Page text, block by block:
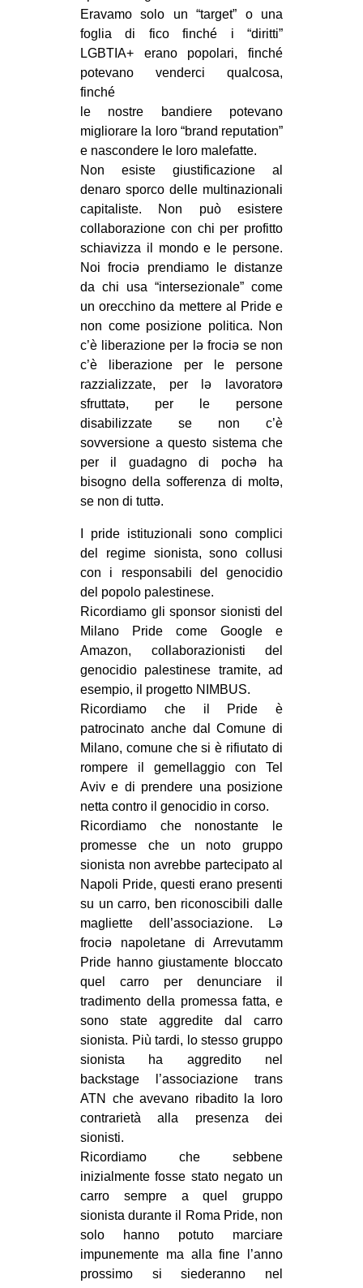
Eravamo solo un “target” o una
foglia di fico finché i “diritti”
LGBTIA+ erano popolari, finché
potevano venderci qualcosa,
finché
le nostre bandiere potevano
migliorare la loro “brand reputation”
e nascondere le loro malefatte.
Non esiste giustificazione al
denaro sporco delle multinazionali
capitaliste. Non può esistere
collaborazione con chi per profitto
schiavizza il mondo e le persone.
Noi frociə prendiamo le distanze
da chi usa “intersezionale” come
un orecchino da mettere al Pride e
non come posizione politica. Non
c’è liberazione per lə frociə se non
c’è liberazione per le persone
razzializzate, per lə lavoratorə
sfruttatə, per le persone
disabilizzate se non c’è
sovversione a questo sistema che
per il guadagno di pochə ha
bisogno della sofferenza di moltə,
se non di tuttə.
I pride istituzionali sono complici
del regime sionista, sono collusi
con i responsabili del genocidio
del popolo palestinese.
Ricordiamo gli sponsor sionisti del
Milano Pride come Google e
Amazon, collaborazionisti del
genocidio palestinese tramite, ad
esempio, il progetto NIMBUS.
Ricordiamo che il Pride è
patrocinato anche dal Comune di
Milano, comune che si è rifiutato di
rompere il gemellaggio con Tel
Aviv e di prendere una posizione
netta contro il genocidio in corso.
Ricordiamo che nonostante le
promesse che un noto gruppo
sionista non avrebbe partecipato al
Napoli Pride, questi erano presenti
su un carro, ben riconoscibili dalle
magliette dell’associazione. Lə
frociə napoletane di Arrevutamm
Pride hanno giustamente bloccato
quel carro per denunciare il
tradimento della promessa fatta, e
sono state aggredite dal carro
sionista. Più tardi, lo stesso gruppo
sionista ha aggredito nel
backstage l’associazione trans
ATN che avevano ribadito la loro
contrarietà alla presenza dei
sionisti.
Ricordiamo che sebbene
inizialmente fosse stato negato un
carro sempre a quel gruppo
sionista durante il Roma Pride, non
solo hanno potuto marciare
impunemente ma alla fine l’anno
prossimo si siederanno nel